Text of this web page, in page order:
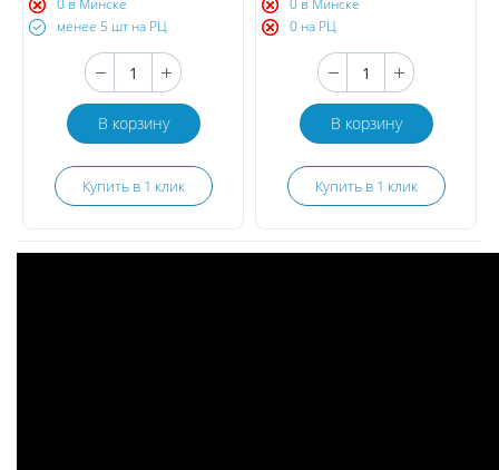
0 в Минске
менее 5 шт на РЦ
В корзину
Купить в 1 клик
0 в Минске
0 на РЦ
В корзину
Купить в 1 клик